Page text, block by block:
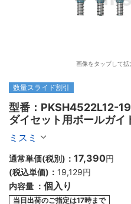
画像をタップして
数量スライド割引
型番：PKSH4522L12-19
ダイセット用ボールガ
ト-
ミスミ
通常単価(税別)： 17,390円
(税込単価)： 19,129円
内容量 ： 個入り
当日出荷のご指定は17時まで